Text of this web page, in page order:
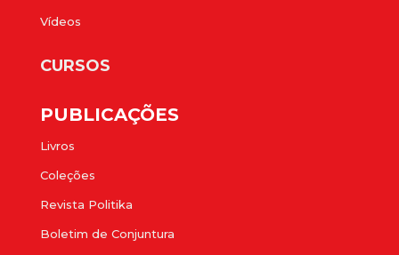
Vídeos
CURSOS
PUBLICAÇÕES
Livros
Coleções
Revista Politika
Boletim de Conjuntura